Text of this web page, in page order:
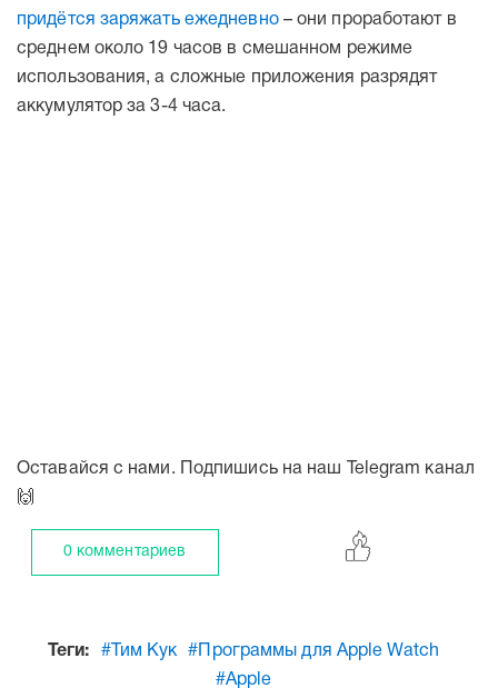
придётся заряжать ежедневно– они проработают в
среднем около 19 часов в смешанном режиме
использования, а сложные приложения разрядят
аккумулятор за 3-4 часа.
Оставайся с нами. Подпишись на наш Telegram канал
🙌
0 комментариев
Теги: #Тим Кук
#Программы для Apple Watch
#Apple